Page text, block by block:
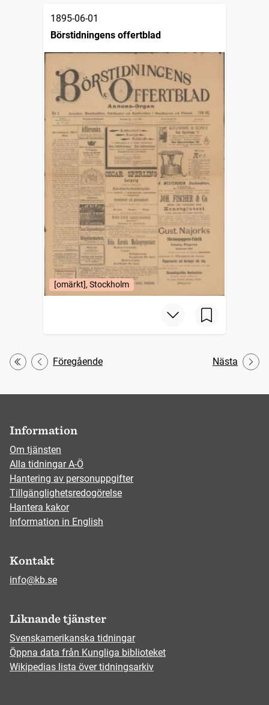
1895-06-01
Börstidningens offertblad
[omärkt], Stockholm
Första
Föregående Nästa
Information
Om tjänsten
Alla tidningar A-Ö
Hantering av personuppgifter
Tillgänglighetsredogörelse
Hantera kakor
Information in English
Kontakt
info@kb.se
Liknande tjänster
Svenskamerikanska tidningar
Öppna data från Kungliga biblioteket
Wikipedias lista över tidningsarkiv